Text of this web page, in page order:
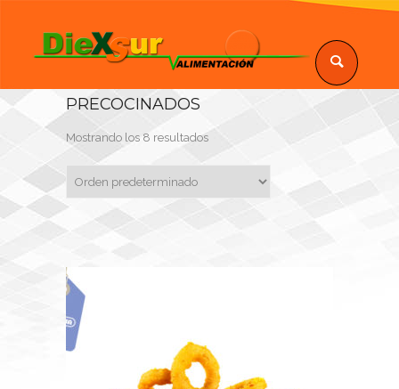
PRECOCINADOS
Mostrando los 8 resultados